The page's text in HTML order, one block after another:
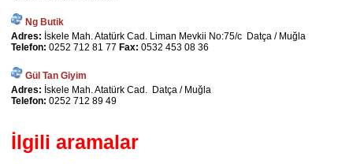
Ng Butik
Adres: İskele Mah. Atatürk Cad. Liman Mevkii No:75/c Datça / Muğla
Telefon: 0252 712 81 77 Fax: 0532 453 08 36
Gül Tan Giyim
Adres: İskele Mah. Atatürk Cad. Datça / Muğla
Telefon: 0252 712 89 49
İlgili aramalar